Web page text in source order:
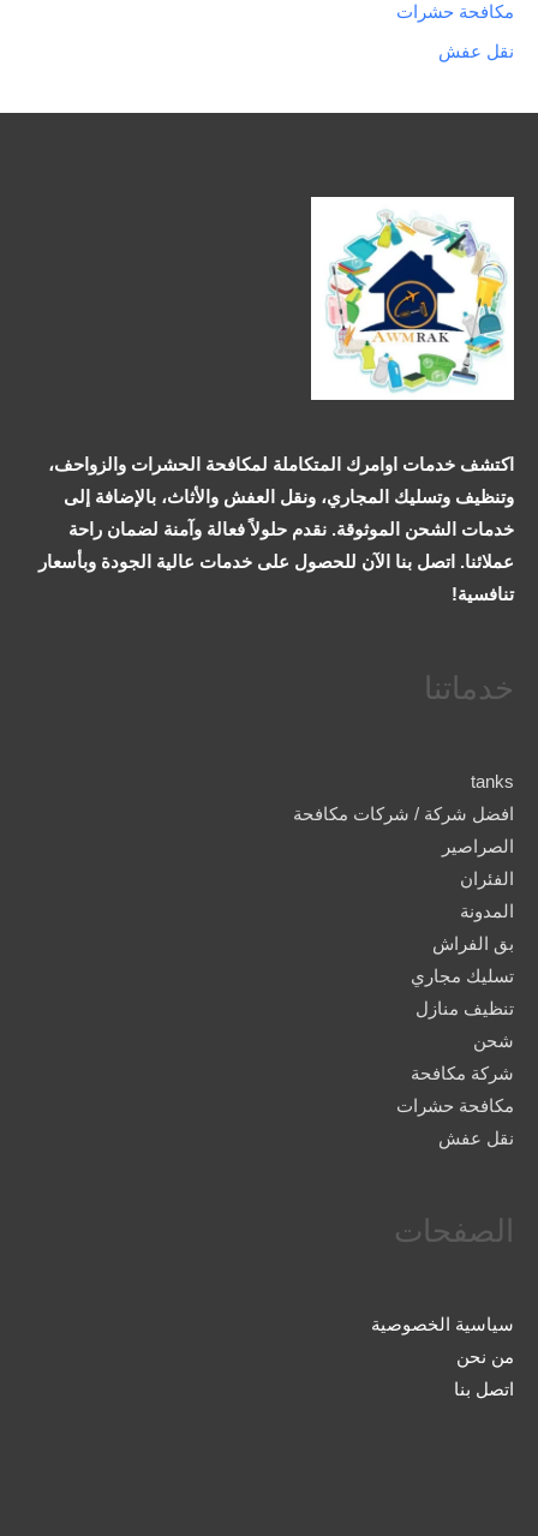
مكافحة حشرات
نقل عفش
اكتشف خدمات اوامرك المتكاملة لمكافحة الحشرات والزواحف،
وتنظيف وتسليك المجاري، ونقل العفش والأثاث، بالإضافة إلى
خدمات الشحن الموثوقة. نقدم حلولاً فعالة وآمنة لضمان راحة
عملائنا. اتصل بنا الآن للحصول على خدمات عالية الجودة وبأسعار
تنافسية!
خدماتنا
tanks
افضل شركة / شركات مكافحة
الصراصير
الفئران
المدونة
بق الفراش
تسليك مجاري
تنظيف منازل
شحن
شركة مكافحة
مكافحة حشرات
نقل عفش
الصفحات
سياسية الخصوصية
من نحن
اتصل بنا